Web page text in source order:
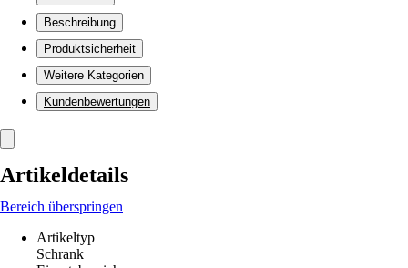
Beschreibung
Produktsicherheit
Weitere Kategorien
Kundenbewertungen
Artikeldetails
Bereich überspringen
Artikeltyp
Schrank